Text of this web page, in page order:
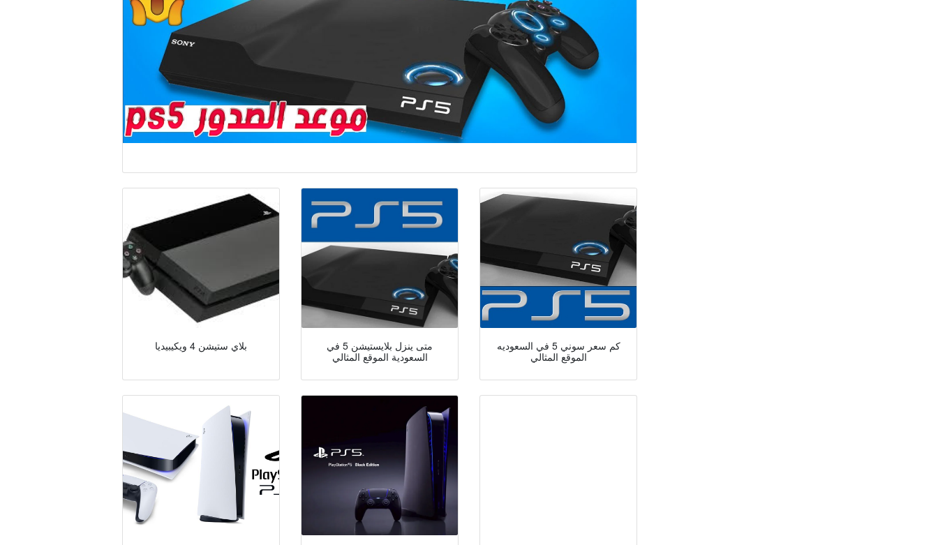
بلاي ستيشن 4 ويكيبيديا
متى ينزل بلايستيشن 5 في
السعودية الموقع المثالي
كم سعر سوني 5 في السعوديه
الموقع المثالي